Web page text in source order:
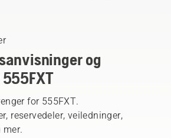
og
for 555FXT.
reservedeler, veiledninger,
mer.